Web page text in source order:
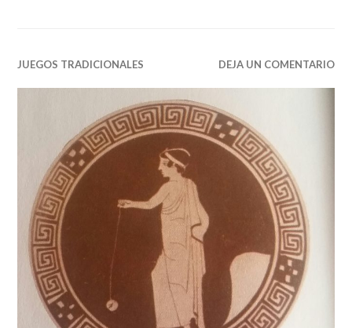
JUEGOS TRADICIONALES DEJA UN COMENTARIO